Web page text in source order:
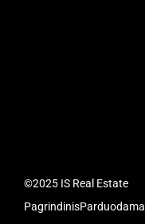
©2025 IS Real Estate
PagrindinisParduodama